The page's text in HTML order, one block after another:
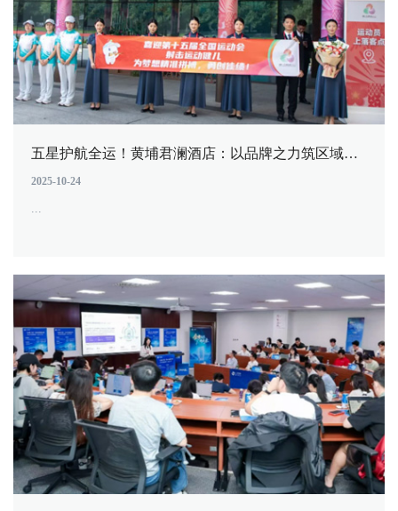
五星护航全运！黄埔君澜酒店：以品牌之力筑区域经济“会客厅”
2025-10-24
...